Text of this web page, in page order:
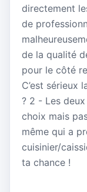
directement
de
de la qualité
pour le côté
C’est sérieux
? 2 - Les
choix mais
même qui a
cuisinier/
ta chance !